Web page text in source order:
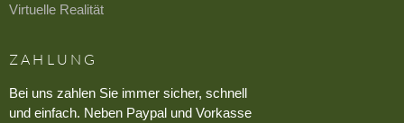
Virtuelle Realität
ZAHLUNG
Bei uns zahlen Sie immer sicher, schnell
und einfach. Neben Paypal und Vorkasse